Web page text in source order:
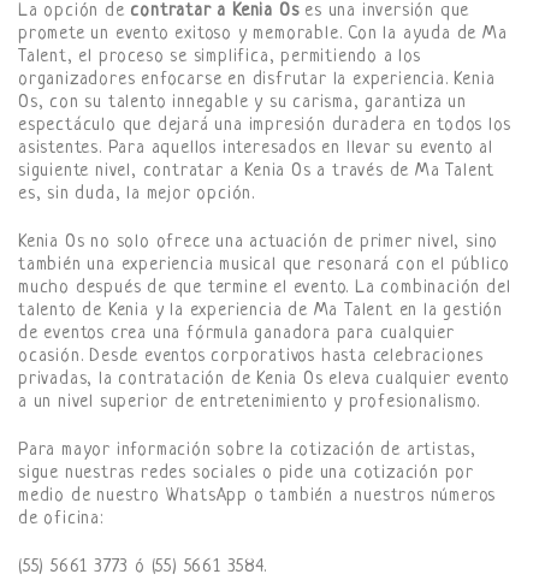
La opción de contratar a Kenia Oses una inversión que
promete un evento exitoso y memorable. Con la ayuda de Ma
Talent, el proceso se simplifica, permitiendo a los
organizadores enfocarse en disfrutar la experiencia. Kenia
Os, con su talento innegable y su carisma, garantiza un
espectáculo que dejará una impresión duradera en todos los
asistentes. Para aquellos interesados en llevar su evento al
siguiente nivel, contratar a Kenia Os a través de Ma Talent
es, sin duda, la mejor opción.
Kenia Os no solo ofrece una actuación de primer nivel, sino
también una experiencia musical que resonará con el público
mucho después de que termine el evento. La combinación del
talento de Kenia y la experiencia de Ma Talent en la gestión
de eventos crea una fórmula ganadora para cualquier
ocasión. Desde eventos corporativos hasta celebraciones
privadas, la contratación de Kenia Os eleva cualquier evento
a un nivel superior de entretenimiento y profesionalismo.
Para mayor información sobre la cotización de artistas,
sigue nuestras redes sociales o pide una cotización por
medio de nuestro WhatsApp o también a nuestros números
de oficina:
(55) 5661 3773 ó (55) 5661 3584.